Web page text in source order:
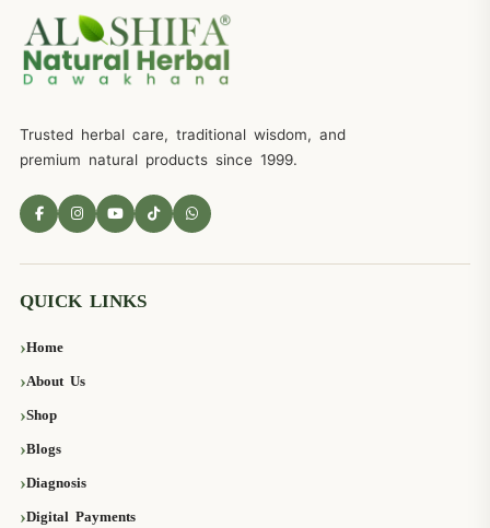
Trusted herbal care, traditional wisdom, and
premium natural products since 1999.
QUICK LINKS
Home
About Us
Shop
Blogs
Diagnosis
Digital Payments